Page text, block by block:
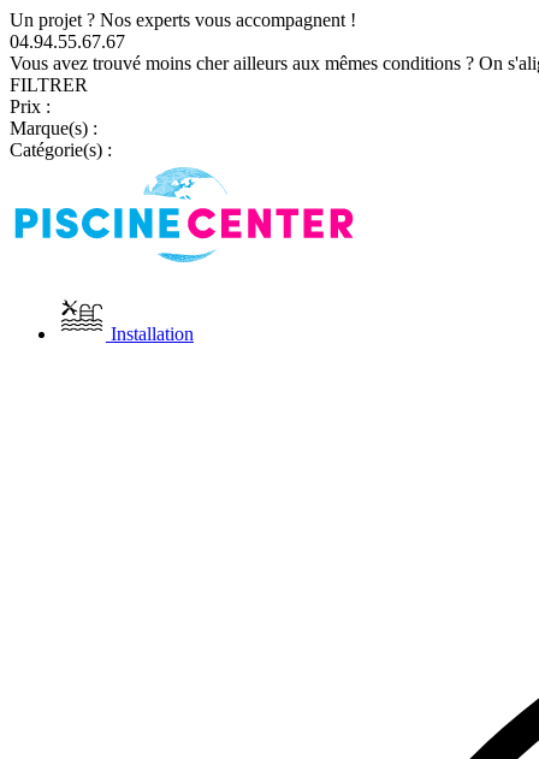
Un projet ? Nos experts vous accompagnent !
04.94.55.67.67
Vous avez trouvé moins cher ailleurs aux mêmes conditions ? On
FILTRER
Prix :
Marque(s) :
Catégorie(s) :
Installation